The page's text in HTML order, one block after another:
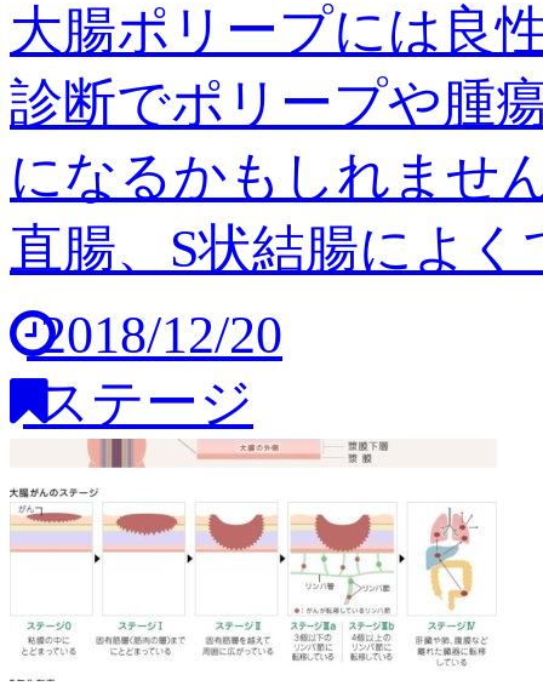
大腸ポリープには良
診断でポリープや腫
になるかもしれませ
直腸、S状結腸によ
2018/12/20
ステージ